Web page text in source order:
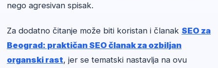
nego agresivan spisak.
Za dodatno čitanje može biti koristan i članak SEO za
Beograd: praktičan SEO članak za ozbiljan
organski rast, jer se tematski nastavlja na ovu